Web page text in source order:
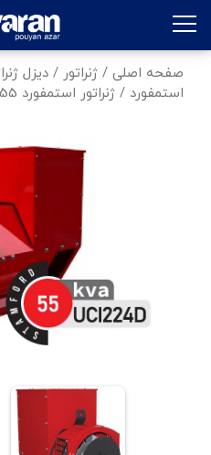
صفحه اصلی / ژنراتور / دیزل
استمفورد / ژنراتور استمفورد 55 کاوا - UCI224D